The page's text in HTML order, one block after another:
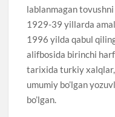
lablanmagan
1929-39 yillarda
1996 yilda qabul
alifbosida birinchi
tarixida turkiy xalqlar,
umumiy bo’lgan
bo’lgan.